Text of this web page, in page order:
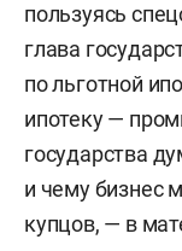
пользуясь
глава
по льготной
ипотеку —
государства
и чему бизнес
купцов, — в